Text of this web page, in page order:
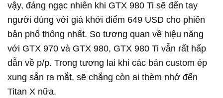
vậy, đáng ngạc nhiên khi GTX 980 Ti sẽ đến tay
người dùng với giá khởi điểm 649 USD cho phiên
bản phổ thông nhất. So tương quan về hiệu năng
với GTX 970 và GTX 980, GTX 980 Ti vẫn rất hấp
dẫn về p/p. Trong tương lai khi các bản custom ép
xung sẵn ra mắt, sẽ chẳng còn ai thèm nhớ đến
Titan X nữa.